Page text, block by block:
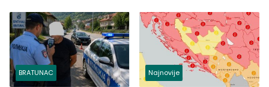
BRATUNAC Najnovije